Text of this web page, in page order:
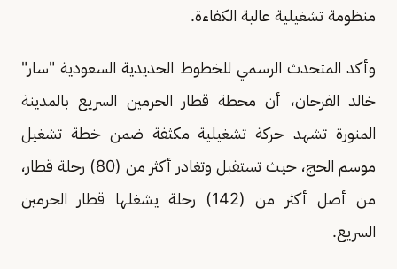
منظومة تشغيلية عالية الكفاءة.
وأكد المتحدث الرسمي للخطوط الحديدية السعودية "سار"
خالد الفرحان، أن محطة قطار الحرمين السريع بالمدينة
المنورة تشهد حركة تشغيلية مكثفة ضمن خطة تشغيل
موسم الحج، حيث تستقبل وتغادر أكثر من (80) رحلة قطار،
من أصل أكثر من (142) رحلة يشغلها قطار الحرمين
السريع.